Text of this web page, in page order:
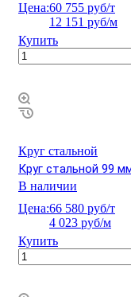
Цена:60 755 руб/т
12 151 руб/м
Купить
Круг стальной
Круг стальной 99
В наличии
Цена:66 580 руб/т
4 023 руб/м
Купить